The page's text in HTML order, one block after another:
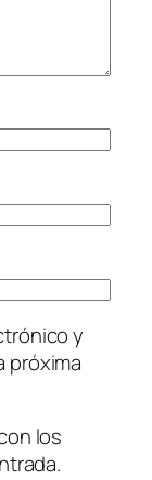
y
próxima
los